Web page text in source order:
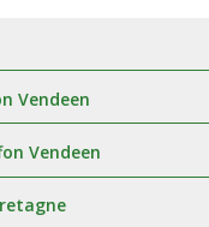
Vendeen
Vendeen